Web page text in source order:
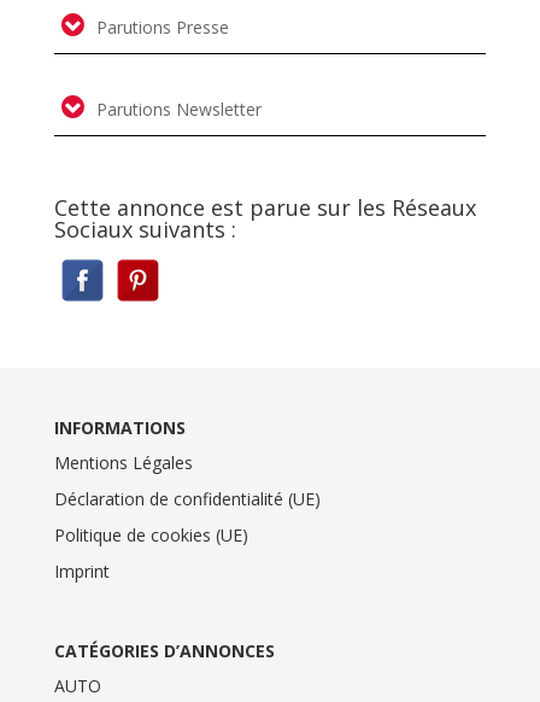
Parutions Presse
Parutions Newsletter
Cette annonce est parue sur les Réseaux
Sociaux suivants :
INFORMATIONS
Mentions Légales
Déclaration de confidentialité (UE)
Politique de cookies (UE)
Imprint
CATÉGORIES D’ANNONCES
AUTO